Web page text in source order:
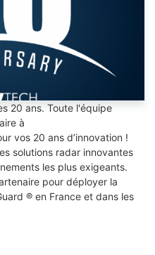
20 ans. Toute l'équipe
à
vos 20 ans d’innovation !
solutions radar innovantes
les plus exigeants.
pour déployer la
® en France et dans les